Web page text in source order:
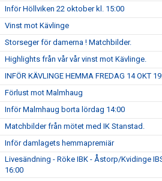
Inför Höllviken 22 oktober kl. 15:00
Vinst mot Kävlinge
Storseger för damerna ! Matchbilder.
Highlights från vår vår vinst mot Kävlinge.
INFÖR KÄVLINGE HEMMA FREDAG 14 OKT
Förlust mot Malmhaug
Inför Malmhaug borta lördag 14:00
Matchbilder från mötet med IK Stanstad.
Inför damlagets hemmapremiär
Livesändning - Röke IBK - Åstorp/Kvidinge
16:00